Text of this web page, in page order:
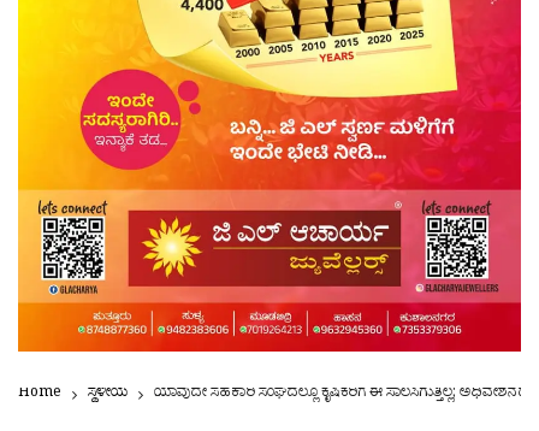
Home ಸ್ಥಳೀಯ ಯಾವುದೇ ಸಹಕಾರಿ ಸಂಘದಲ್ಲೂ ಕೃಷಿಕರಿಗೆ ಈ ಸಾಲಸಿಗುತ್ತಿಲ್ಲ;